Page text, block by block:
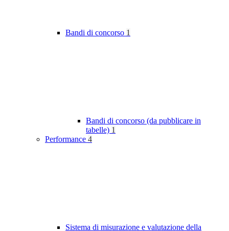
Bandi di concorso 1
Bandi di concorso (da pubblicare in
tabelle) 1
Performance 4
Sistema di misurazione e valutazione della